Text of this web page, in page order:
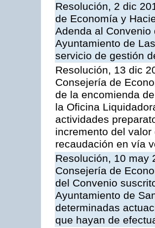
Resolución, 2 dic
de Economía y
Adenda al
Ayuntamiento de
servicio de gestión
Resolución, 13 dic
Consejería de
de la encomienda
la Oficina
actividades
incremento del
recaudación en vía
Resolución, 10 may
Consejería de
del Convenio
Ayuntamiento de
determinadas
que hayan de